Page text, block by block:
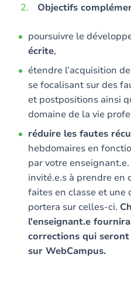
Objectifs
poursuivre le
écrite,
étendre l’acquisition de
se focalisant sur des
et postpositions ainsi
domaine de la vie
réduire les fautes
hebdomaires en
par votre
invité.e.s à prendre en
faites en classe et une
portera sur celles-ci.
l'enseignant.e
corrections qui
sur WebCampus.